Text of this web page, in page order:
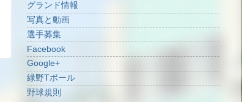
グランド情報
写真と動画
選手募集
Facebook
Google+
緑野Tボール
野球規則